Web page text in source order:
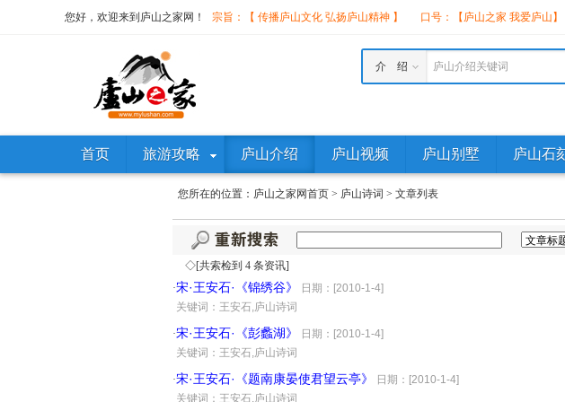
您好，欢迎来到庐山之家网！ 宗旨：【 传播庐山文化 弘扬庐山精神 】 口号：【庐山之家 我爱庐山
庐山介绍关键词
介 绍
首页 旅游攻略 庐山介绍 庐山视频 庐山别墅 庐山石
您所在的位置： 庐山之家网首页 > 庐山诗词 > 文章列表
◇[共索检到 4 条资讯]
·宋·王安石·《锦绣谷》
日期：[2010-1-4]
关键词：王安石,庐山诗词
·宋·王安石·《彭蠡湖》
日期：[2010-1-4]
关键词：王安石,庐山诗词
·宋·王安石·《题南康晏使君望云亭》
日期：[2010-1-4]
关键词：王安石,庐山诗词